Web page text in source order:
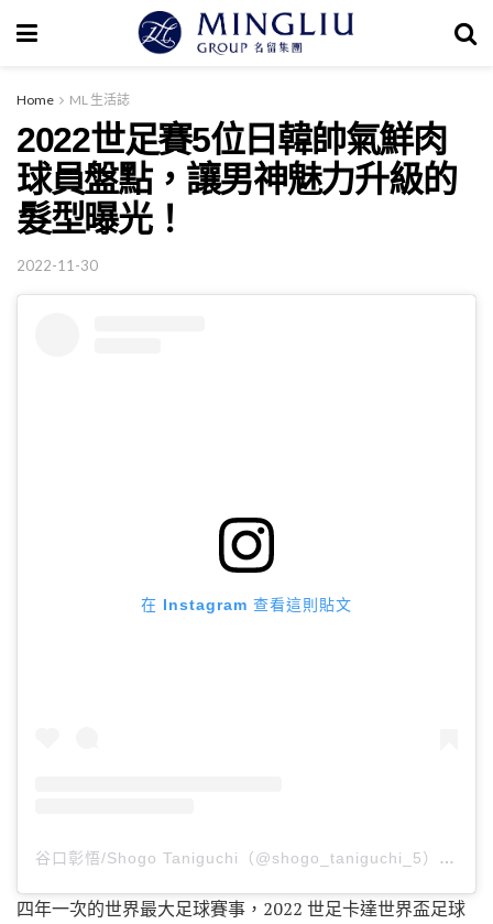
Home ML 生活誌
2022世足賽5位日韓帥氣鮮肉
球員盤點，讓男神魅力升級的
髮型曝光！
2022-11-30
在 Instagram 查看這則貼文
谷口彰悟/Shogo Taniguchi（@shogo_taniguchi_5）分享的貼文
四年一次的世界最大足球賽事，2022 世足卡達世界盃足球